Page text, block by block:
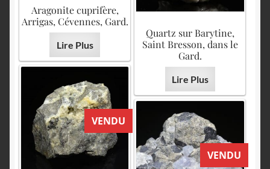
Aragonite cuprifère,
Arrigas, Cévennes, Gard.
Lire Plus
Quartz sur Barytine,
Saint Bresson, dans le
Gard.
Lire Plus
VENDU
VENDU